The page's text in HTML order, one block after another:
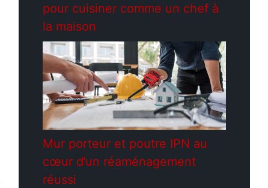
pour cuisiner comme un chef à
la maison
Mur porteur et poutre IPN au
cœur d’un réaménagement
réussi